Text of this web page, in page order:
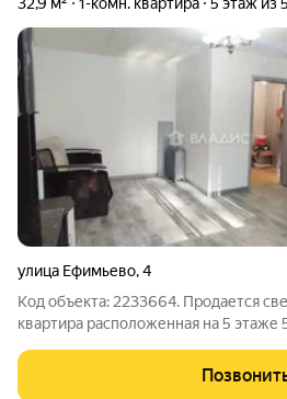
улица Ефимьево,4
Код объекта: 2233664. Продается
квартира расположенная на 5 этаже
выполнен частичный ремонт(
вставлены окна ПВХ,